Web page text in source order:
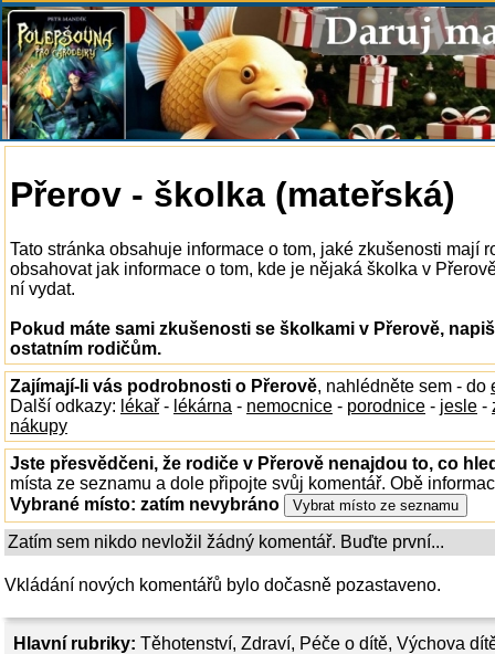
Hlavní rubriky: Těhotenství, Zdraví, Péče o dítě, Výchova
Přerov - školka (mateřská)
Tato stránka obsahuje informace o tom, jaké zkušenosti mají
obsahovat jak informace o tom, kde je nějaká školka v
ní vydat.
Pokud máte sami zkušenosti se školkami v Přerově,
ostatním rodičům.
Zajímají-li vás podrobnosti o Přerově, nahlédněte sem - do
Další odkazy: lékař - lékárna - nemocnice - porodnice - jesle -
nákupy
Jste přesvědčeni, že rodiče v Přerově nenajdou to, co
místa ze seznamu a dole připojte svůj komentář. Obě
Vybrané místo: zatím nevybráno
Zatím sem nikdo nevložil žádný komentář. Buďte první...
Vkládání nových komentářů bylo dočasně pozastaveno.